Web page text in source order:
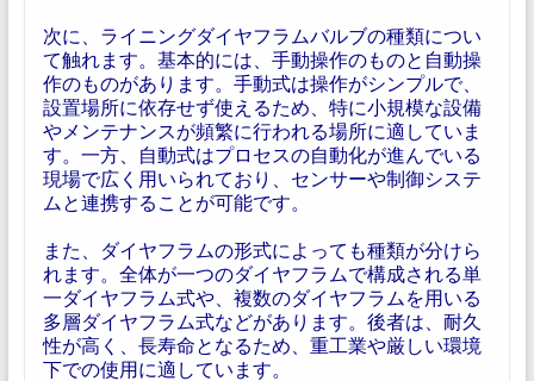
次に、ライニングダイヤフラムバルブの種類につい
て触れます。基本的には、手動操作のものと自動操
作のものがあります。手動式は操作がシンプルで、
設置場所に依存せず使えるため、特に小規模な設備
やメンテナンスが頻繁に行われる場所に適していま
す。一方、自動式はプロセスの自動化が進んでいる
現場で広く用いられており、センサーや制御システ
ムと連携することが可能です。
また、ダイヤフラムの形式によっても種類が分けら
れます。全体が一つのダイヤフラムで構成される単
一ダイヤフラム式や、複数のダイヤフラムを用いる
多層ダイヤフラム式などがあります。後者は、耐久
性が高く、長寿命となるため、重工業や厳しい環境
下での使用に適しています。